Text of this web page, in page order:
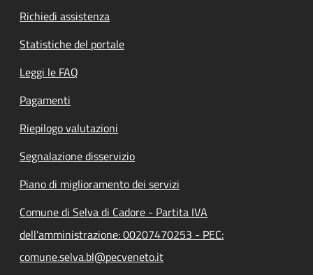
Richiedi assistenza
Statistiche del portale
Leggi le FAQ
Pagamenti
Riepilogo valutazioni
Segnalazione disservizio
Piano di miglioramento dei servizi
Comune di Selva di Cadore - Partita IVA
dell'amministrazione: 00207470253 - PEC:
comune.selva.bl@pecveneto.it